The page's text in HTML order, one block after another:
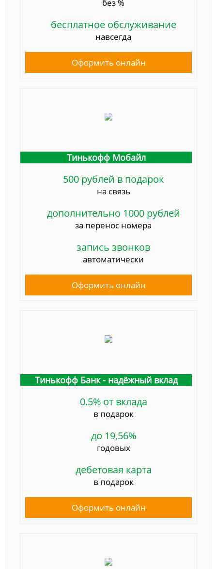
без %
бесплатное обслуживание
навсегда
Оформить онлайн
Тинькофф Мобайл
500 рублей в подарок
на связь
дополнительно 1000 рублей
за перенос номера
запись звонков
автоматически
Оформить онлайн
Тинькофф Банк - надёжный вклад
0.5% от вклада
в подарок
до 19,56%
годовых
дебетовая карта
в подарок
Оформить онлайн